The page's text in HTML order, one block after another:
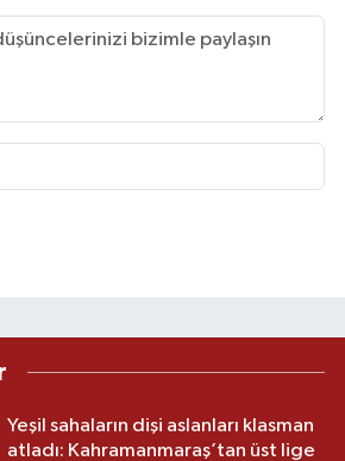
Yeşil sahaların dişi aslanları klasman
atladı: Kahramanmaraş’tan üst lige